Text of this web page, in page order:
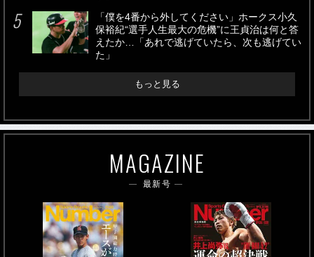
「僕を4番から外してください」ホークス小久
保裕紀“選手人生最大の危機”に王貞治は何と答
えたか…「あれで逃げていたら、次も逃げてい
た」
もっと見る
MAGAZINE
最新号